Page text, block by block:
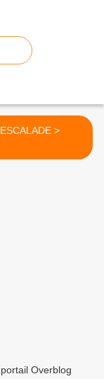
AS ESCALADE >
Overblog